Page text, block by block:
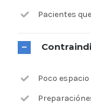
Pacientes
Poco